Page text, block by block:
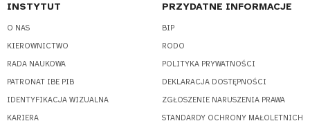
INSTYTUT
O NAS
KIEROWNICTWO
RADA NAUKOWA
PATRONAT IBE PIB
IDENTYFIKACJA WIZUALNA
KARIERA
PRZYDATNE INFORMACJE
BIP
RODO
POLITYKA PRYWATNOŚCI
DEKLARACJA DOSTĘPNOŚCI
ZGŁOSZENIE NARUSZENIA PRAWA
STANDARDY OCHRONY MAŁOLETNICH